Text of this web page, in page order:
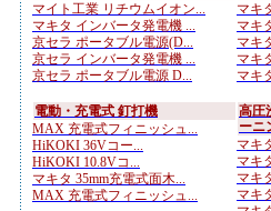
マイト工業 リチウムイオン...
マキタ インバータ発電機 ...
京セラ ポータブル電源(D...
京セラ インバータ発電機 ...
京セラ ポータブル電源 D...
マキ
マキ
マキ
マキ
マキ
電動・充電式 釘打機
MAX 充電式フィニッシュ...
HiKOKI 36Vコー...
HiKOKI 10.8Vコ...
マキタ 35mm充電式面木...
MAX 充電式フィニッシュ...
高圧
ーニ
マキ
マキ
マキ
マキ